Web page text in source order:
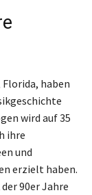
haben
wird auf 35
ihre
und
erzielt haben.
90er Jahre